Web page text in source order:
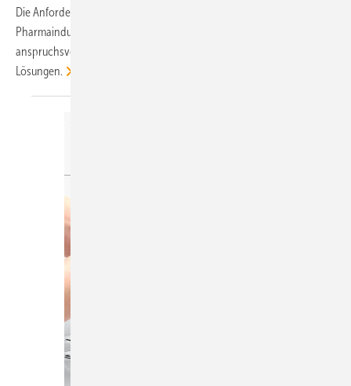
Die Anforderungen an raumlufttechnische Geräte in der
Pharmaindustrie sind aus unterschiedlichsten Gesichtspunkten
anspruchsvoll und verlangen ein breit aufgestelltes Repertoire an
Lösungen.